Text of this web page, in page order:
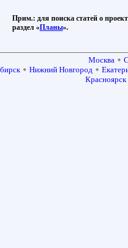
Прим.: для поиска статей о
раздел «Планы».
Москва
Нижний Новгород
Красноярск